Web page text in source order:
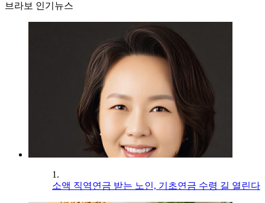
브라보 인기뉴스
1.
소액 직역연금 받는 노인, 기초연금 수령 길 열린다